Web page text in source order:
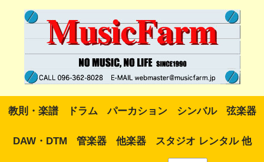
教則・楽譜 ドラム パーカション シンバル 弦楽器
DAW・DTM 管楽器 他楽器 スタジオ レンタル 他